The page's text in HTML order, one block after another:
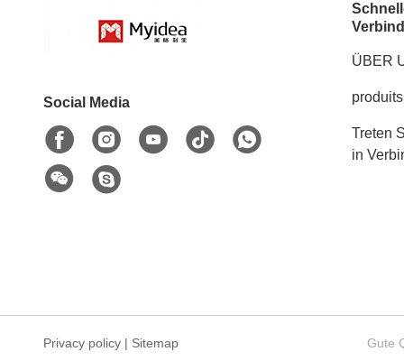
Social Media
ÜBER
produits
Treten
in
Privacy policy | Sitemap Gute